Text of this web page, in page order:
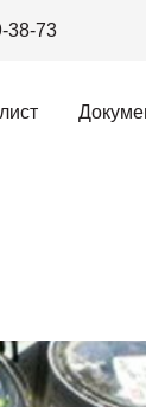
38-73